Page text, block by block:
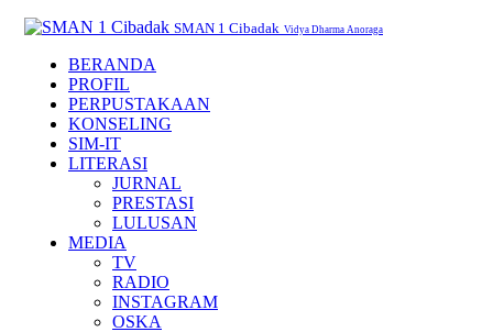
SMAN 1 Cibadak Vidya Dharma Anoraga
BERANDA
PROFIL
PERPUSTAKAAN
KONSELING
SIM-IT
LITERASI
JURNAL
PRESTASI
LULUSAN
MEDIA
TV
RADIO
INSTAGRAM
OSKA